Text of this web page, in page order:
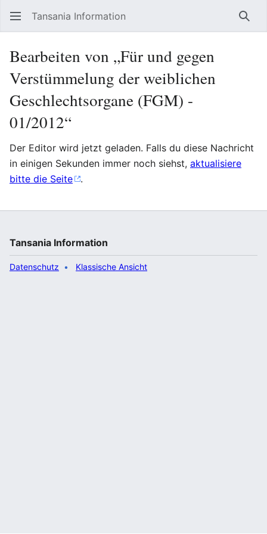
Tansania Information
Bearbeiten von „Für und gegen
Verstümmelung der weiblichen
Geschlechtsorgane (FGM) -
01/2012“
Der Editor wird jetzt geladen. Falls du diese Nachricht
in einigen Sekunden immer noch siehst, aktualisiere
bitte die Seite
.
Tansania Information
Datenschutz Klassische Ansicht